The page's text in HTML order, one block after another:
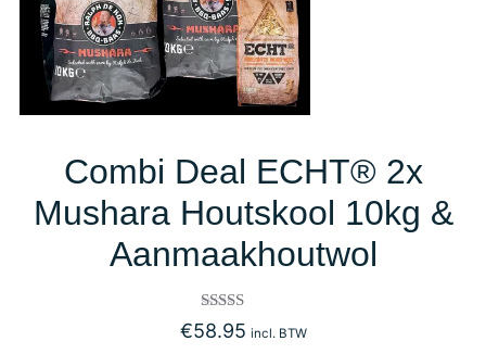
Combi Deal ECHT® 2x
Mushara Houtskool 10kg &
Aanmaakhoutwol
Gewaardeerd
4.67
€58.95 incl. BTW